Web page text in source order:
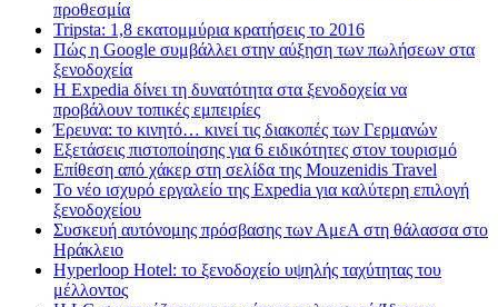
προθεσμία
Tripsta: 1,8 εκατομμύρια κρατήσεις το 2016
Πώς η Google συμβάλλει στην αύξηση των πωλήσεων στα
ξενοδοχεία
Η Expedia δίνει τη δυνατότητα στα ξενοδοχεία να
προβάλουν τοπικές εμπειρίες
Έρευνα: το κινητό… κινεί τις διακοπές των Γερμανών
Εξετάσεις πιστοποίησης για 6 ειδικότητες στον τουρισμό
Επίθεση από χάκερ στη σελίδα της Mouzenidis Travel
Το νέο ισχυρό εργαλείο της Expedia για καλύτερη επιλογή
ξενοδοχείου
Συσκευή αυτόνομης πρόσβασης των ΑμεΑ στη θάλασσα στο
Ηράκλειο
Hyperloop Hotel: το ξενοδοχείο υψηλής ταχύτητας του
μέλλοντος